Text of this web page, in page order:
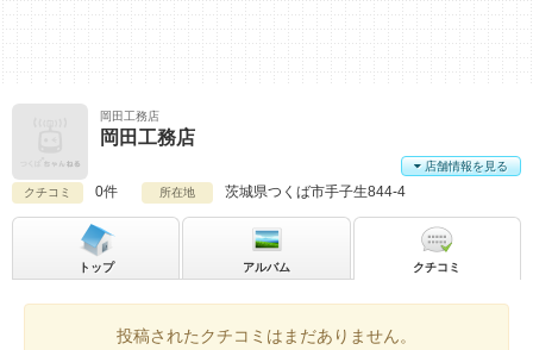
岡田工務店
岡田工務店
クチコミ 0件 所在地 茨城県つくば市手子生844-4
店舗情報を見る
トップ アルバム クチコミ
投稿されたクチコミはまだありません。